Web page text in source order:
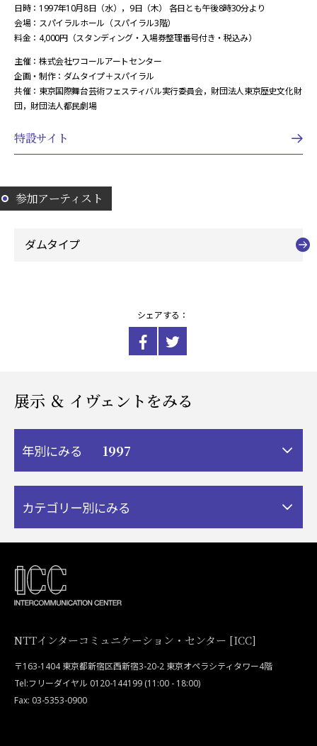
日時：1997年10月8日（水），9日（木） 各日とも午後8時30分より
会場：スパイラルホール（スパイラル3階）
料金：4,000円（スタンディング・入場券整理番号付き・税込み）
主催：株式会社ワコールアートセンター
企画・制作：ダムタイプ＋スパイラル
共催：東京国際舞台芸術フェスティバル実行委員会，財団法人東京歴史文化財
団，財団法人都民劇場
特設サイト
参加アーティスト
ダムタイプ
シェアする：
展示 ＆ イヴェントをみる
年別にみる 1997
カテゴリー別にみる
NTTインターコミュニケーション・センター [ICC]
〒163-1404 東京都新宿区西新宿3-20-2 東京オペラシティタワー4階
Tel:フリーダイヤル 0120-144199 (11:00 - 18:00)
Fax: 03-5353-0900